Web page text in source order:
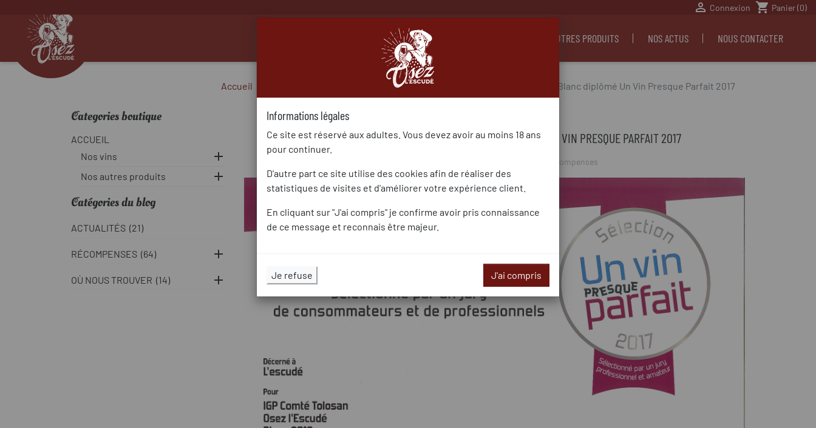
 Connexion shopping_cart Panier(0)
À PROPOS NOS AUTRES PRODUITS NOS ACTUS NOUS CONTACTER
Accueil 2017 Osez l'Escudé, IGP Comté Tolosan Blanc diplômé Un Vin Presque Parfait 2017
Categories boutique
ACCUEIL
Nos vins

Nos autres produits 
Catégories du blog
ACTUALITÉS (21)
RÉCOMPENSES (64) 
OÙ NOUS TROUVER (14) 
OSEZ L'ESCUDÉ, IGP COMTÉ TOLOSAN BLANC DIPLÔMÉ UN VIN PRESQUE PARFAIT 2017
Récompenses
Informations légales
Ce site est réservé aux adultes. Vous devez avoir au moins 18 ans
pour continuer.
D'autre part ce site utilise des cookies afin de réaliser des
statistiques de visites et d'améliorer votre expérience client.
En cliquant sur "J'ai compris" je confirme avoir pris connaissance
de ce message et reconnais être majeur.
Je refuse J'ai compris